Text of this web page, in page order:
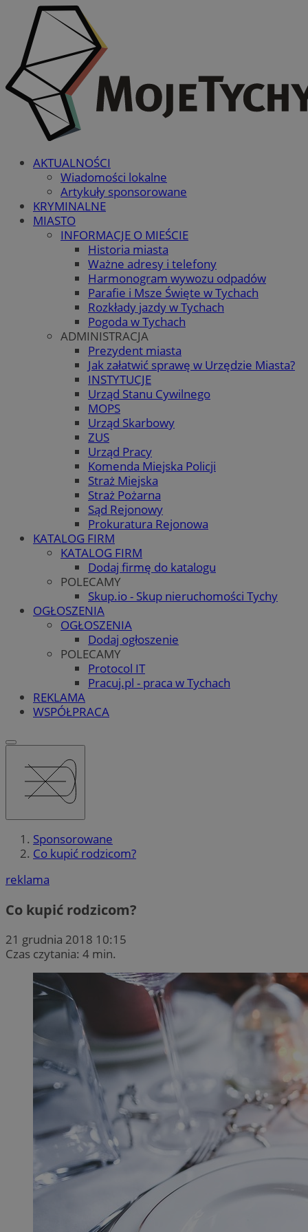
AKTUALNOŚCI
Wiadomości lokalne
Artykuły sponsorowane
KRYMINALNE
MIASTO
INFORMACJE O MIEŚCIE
Historia miasta
Ważne adresy i telefony
Harmonogram wywozu odpadów
Parafie i Msze Święte w Tychach
Rozkłady jazdy w Tychach
Pogoda w Tychach
ADMINISTRACJA
Prezydent miasta
Jak załatwić sprawę w Urzędzie Miasta?
INSTYTUCJE
Urząd Stanu Cywilnego
MOPS
Urząd Skarbowy
ZUS
Urząd Pracy
Komenda Miejska Policji
Straż Miejska
Straż Pożarna
Sąd Rejonowy
Prokuratura Rejonowa
KATALOG FIRM
KATALOG FIRM
Dodaj firmę do katalogu
POLECAMY
Skup.io - Skup nieruchomości Tychy
OGŁOSZENIA
OGŁOSZENIA
Dodaj ogłoszenie
POLECAMY
Protocol IT
Pracuj.pl - praca w Tychach
REKLAMA
WSPÓŁPRACA
Sponsorowane
Co kupić rodzicom?
reklama
Co kupić rodzicom?
21 grudnia 2018 10:15
Czas czytania: 4 min.